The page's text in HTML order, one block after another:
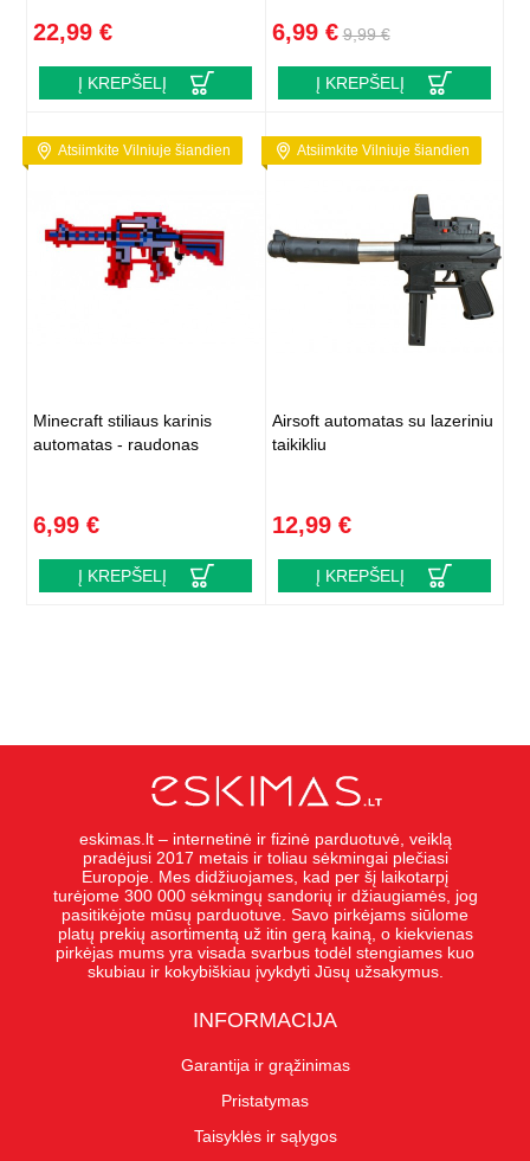
22,99 €
Į KREPŠELĮ
6,99 € 9,99 €
Į KREPŠELĮ
Atsiimkite Vilniuje šiandien
Minecraft stiliaus karinis
automatas - raudonas
6,99 €
Į KREPŠELĮ
Atsiimkite Vilniuje šiandien
Airsoft automatas su lazeriniu
taikikliu
12,99 €
Į KREPŠELĮ
eskimas.lt – internetinė ir fizinė parduotuvė, veiklą
pradėjusi 2017 metais ir toliau sėkmingai plečiasi
Europoje. Mes didžiuojames, kad per šį laikotarpį
turėjome 300 000 sėkmingų sandorių ir džiaugiamės, jog
pasitikėjote mūsų parduotuve. Savo pirkėjams siūlome
platų prekių asortimentą už itin gerą kainą, o kiekvienas
pirkėjas mums yra visada svarbus todėl stengiames kuo
skubiau ir kokybiškiau įvykdyti Jūsų užsakymus.
INFORMACIJA
Garantija ir grąžinimas
Pristatymas
Taisyklės ir sąlygos